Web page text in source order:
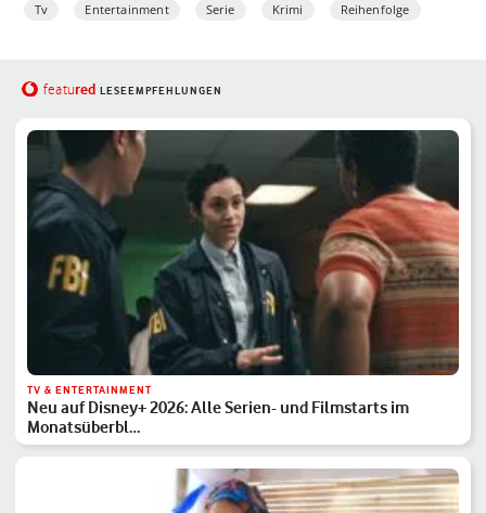
Tv Entertainment Serie Krimi Reihenfolge
featured LESEEMPFEHLUNGEN
TV & ENTERTAINMENT
Neu auf Disney+ 2026: Alle Serien- und Filmstarts im
Monatsüberbl…